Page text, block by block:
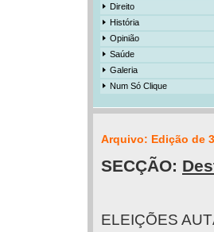
Direito
História
Opinião
Saúde
Galeria
Num Só Clique
Arquivo: Edição de
SECÇÃO:
ELEIÇÕES